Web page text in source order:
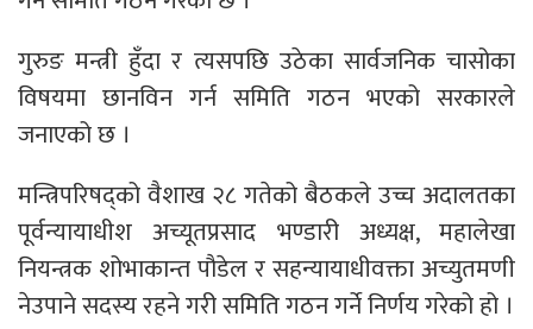
गुरुङ मन्त्री हुँदा र त्यसपछि उठेका सार्वजनिक चासोका
विषयमा छानविन गर्न समिति गठन भएको सरकारले
जनाएको छ ।
मन्त्रिपरिषद्को वैशाख २८ गतेको बैठकले उच्च अदालतका
पूर्वन्यायाधीश अच्यूतप्रसाद भण्डारी अध्यक्ष, महालेखा
नियन्त्रक शोभाकान्त पौडेल र सहन्यायाधीवक्ता अच्युतमणी
नेउपाने सदस्य रहने गरी समिति गठन गर्ने निर्णय गरेको हो ।